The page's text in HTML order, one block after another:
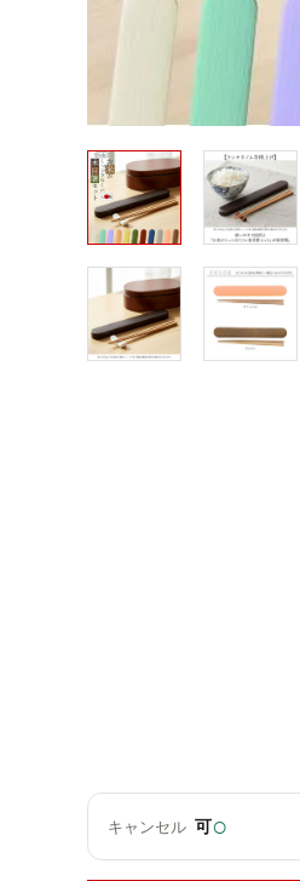
キャンセル 可○